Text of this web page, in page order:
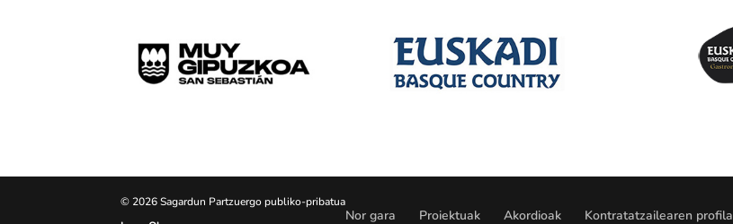
© 2026 Sagardun Partzuergo publiko-pribatua
Nor gara Proiektuak Akordioak Kontratatzailearen profila